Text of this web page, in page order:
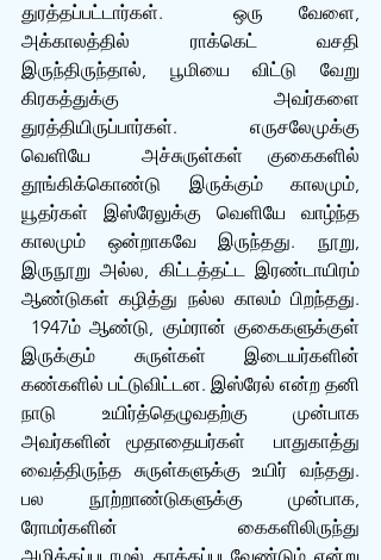
துரத்தப்பட்டார்கள்.  ஒரு வேளை,
அக்காலத்தில் ராக்கெட் வசதி
இருந்திருந்தால், பூமியை விட்டு வேறு
கிரகத்துக்கு அவர்களை
துரத்தியிருப்பார்கள். எருசலேமுக்கு
வெளியே  அச்சுருள்கள் குகைகளில்
தூங்கிக்கொண்டு இருக்கும் காலமும்,
யூதர்கள் இஸ்ரேலுக்கு வெளியே வாழ்ந்த
காலமும் ஒன்றாகவே இருந்தது. நூறு,
இருநூறு அல்ல, கிட்டத்தட்ட இரண்டாயிரம்
ஆண்டுகள் கழித்து நல்ல காலம் பிறந்தது.
1947ம் ஆண்டு, கும்ரான் குகைகளுக்குள்
இருக்கும் சுருள்கள் இடையர்களின்
கண்களில் பட்டுவிட்டன. இஸ்ரேல் என்ற தனி
நாடு உயிர்த்தெழுவதற்கு முன்பாக
அவர்களின் மூதாதையர்கள்  பாதுகாத்து
வைத்திருந்த சுருள்களுக்கு உயிர் வந்தது.
பல நூற்றாண்டுகளுக்கு முன்பாக,
ரோமர்களின் கைகளிலிருந்து